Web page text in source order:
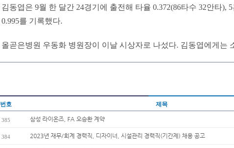
김동엽은 9월 한 달간 24경기에 출전해 타율 0.372(86타수 32안타),
0.995를 기록했다.
올곧은병원 우동화 병원장이 이날 시상자로 나섰다. 김동엽에게는
번호 제목
385 삼성 라이온즈, FA 오승환 계약
384 2023년 재무/회계 경력직, 디자이너, 시설관리 경력직(기간제) 채용 공고